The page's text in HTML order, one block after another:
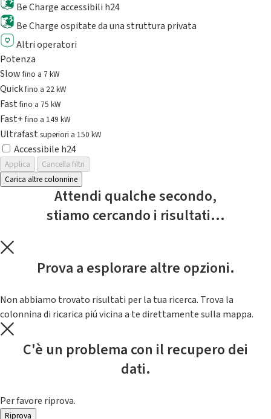
Be Charge accessibili h24
Be Charge ospitate da una struttura privata
Altri operatori
Potenza
Slowfino a 7 kW
Quickfino a 22 kW
Fastfino a 75 kW
Fast+fino a 149 kW
Ultrafast superiori a 150 kW
Accessibile h24
Applica
Cancella filtri
Carica altre colonnine
Attendi qualche secondo,
stiamo cercando i risultati...
Prova a esplorare altre opzioni.
Non abbiamo trovato risultati per la tua ricerca. Trova la
colonnina di ricarica piú vicina a te direttamente sulla mappa.
C'è un problema con il recupero dei
dati.
Per favore riprova.
Riprova